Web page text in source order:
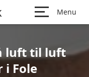
Menu
luft til luft
i Fole